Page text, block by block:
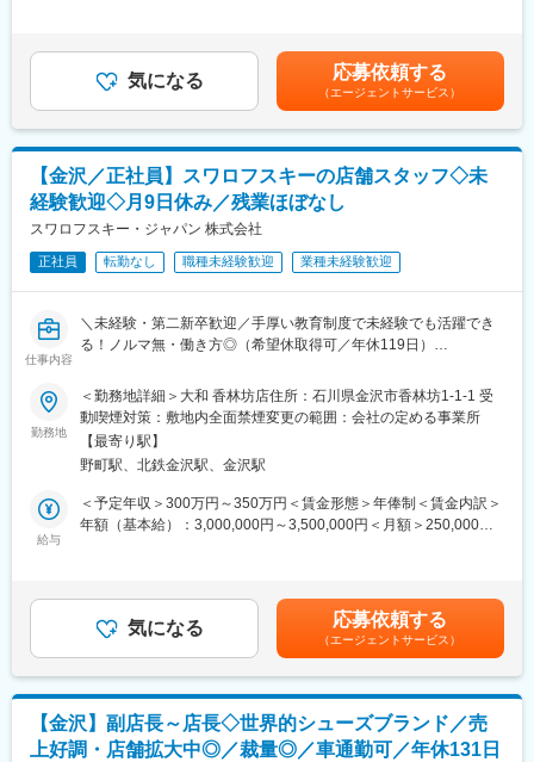
ルミ等、各種大型金属ローラーの製造をはじめ、樹脂・ゴム・
PFAローラーの製造も行っています。金属加工／ゴム・カッティ
ング／ゴム、スポンジのシャフト圧入／ゴム、スポンジ、ウレタ
ン等の研磨／PFAチューブローラー・一体成型ライン等を取り扱
っています。 それぞれのお客様のご要望に最適な製品をもって応
えるべく、企画段階から参画、独自の味付けをした商品を数多く
生み出しています。
■働く環境：
社員一人ひとりの意見を尊重し、風通しの良い職場環境を提供し
変更の範囲：会社の定める業務
建物に使われる外装建材の提案営業および工事の管理をお任せし
ます！
└大手メーカーの代理店として、建設会社や設計事務所への製品
■具体的に
(１)営業業務
既存顧客3～8社（ゼネコン、工務店）の担当に就き、フォロー営
【主な商材】
大手メーカー製品のALC、ECP、岩綿、ウレタン、アルミ金物
【営業スタイル】
顧客から問い合わせをいただき提案をするのが6割、商材をもとに
(２)協力会社のフォロー
・販売した外壁等の工事に伴って、工事業者の手配を行います。
└新設工事が全体の9割を占め、月間担当案件数は5～20件ほど
【エリア】石川県・富山県
若手社員研修や社長塾などの研修制度もございますので、安心し
てご入社ください◎
■特徴
・営業としてのノルマではなく、目標数値を設定しています。
・働きやすさ：会社に連絡を行えば直行直帰も可能◎
＞※前職給与・経験等考慮し、決定します。■年収構成：基本給・
定額残業手当・家族手当・残業手当■奨学金返還支援制度あり（月
額上限15,000円・35歳未満の方）昇給年1回 、賞与年2回（前年
度実績5.5ヶ月）賃金はあくまでも目安の金額であり、選考を通じ
て上下する可能性があります。月給(月額)は固定手当を含めた表記
です。
気になる 応募依頼する
（エージェントサービス）
【金沢／正社員】スワロフスキーの店舗スタッフ◇未
経験歓迎◇月9日休み／残業ほぼなし
スワロフスキー・ジャパン 株式会社
正社員 転勤なし 職種未経験歓迎 業種未経験歓迎
仕事内容
＼未経験・第二新卒歓迎／手厚い教育制度で未経験でも活躍でき
る！ノルマ無・働き方◎（希望休取得可／年休119日）
スワロフスキーのストアスタッフとして接客販売業務、店舗運営
をお任せします。
■具体的には：
＊接客（商品案内／スタイリング提案など）
＊販売（レジ業務／ラッピングなど）
＊店内ディスプレイ
＊商品管理
＊顧客管理・売上管理 等
ご入社後はグローバル共通のトレーニングプログラムに沿って研
修を行います。ブランドや商品知識、接客スキルの基礎などを1ヶ
月かけて学んでいただきます。また、配属先では先輩スタッフが
■働き方について：
月9日の休日に加え、6カ月ごとに6日（年間12日）付与されるフ
勤務地
＜勤務地詳細＞大和 香林坊店住所：石川県金沢市香林坊1-1-1 受
動喫煙対策：敷地内全面禁煙変更の範囲：会社の定める事業所
【最寄り駅】
野町駅、北鉄金沢駅、金沢駅
給与
＜予定年収＞300万円～350万円＜賃金形態＞年俸制＜賃金内訳＞
年額（基本給）：3,000,000円～3,500,000円＜月額＞250,000円
給：年1回賃金はあくまでも目安の金額であり、選考を通じて上下
する可能性があります。月給(月額)は固定手当を含めた表記です。
気になる 応募依頼する
（エージェントサービス）
【金沢】副店長～店長◇世界的シューズブランド／売
上好調・店舗拡大中◎／裁量◎／車通勤可／年休131日